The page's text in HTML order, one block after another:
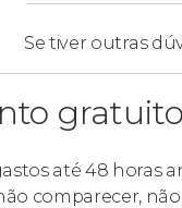
Se tiver outras
gratuito
até 48 horas
comparecer,